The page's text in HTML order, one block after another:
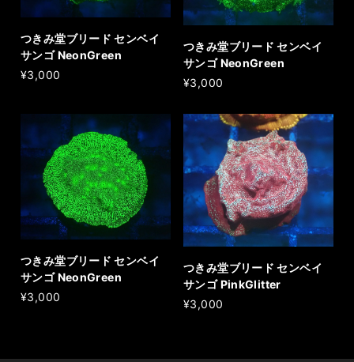
つきみ堂ブリード センベイ
サンゴ NeonGreen
¥3,000
つきみ堂ブリード センベイ
サンゴ NeonGreen
¥3,000
つきみ堂ブリード センベイ
サンゴ NeonGreen
¥3,000
つきみ堂ブリード センベイ
サンゴ PinkGlitter
¥3,000